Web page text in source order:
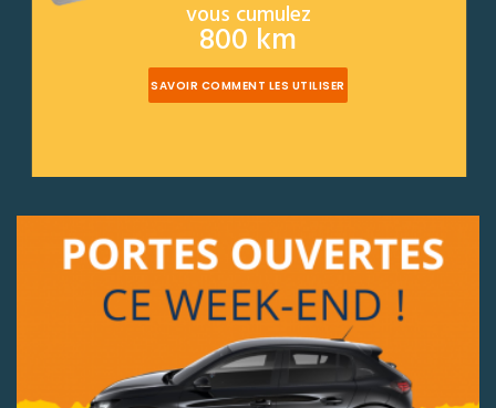
vous cumulez
800 km
SAVOIR COMMENT LES UTILISER